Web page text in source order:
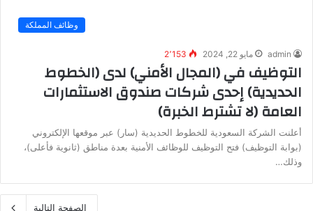
وظائف المملكة
admin مايو 22, 2024 2٬153
التوظيف في (المجال الأمني) لدى (الخطوط
الحديدية) إحدى شركات صندوق الاستثمارات
العامة (لا تشترط الخبرة)
أعلنت الشركة السعودية للخطوط الحديدية (سار) عبر موقعها الإلكتروني
(بوابة التوظيف) فتح التوظيف للوظائف الأمنية بعدة مناطق (ثانوية فأعلى)،
وذلك…
الصفحة التالية